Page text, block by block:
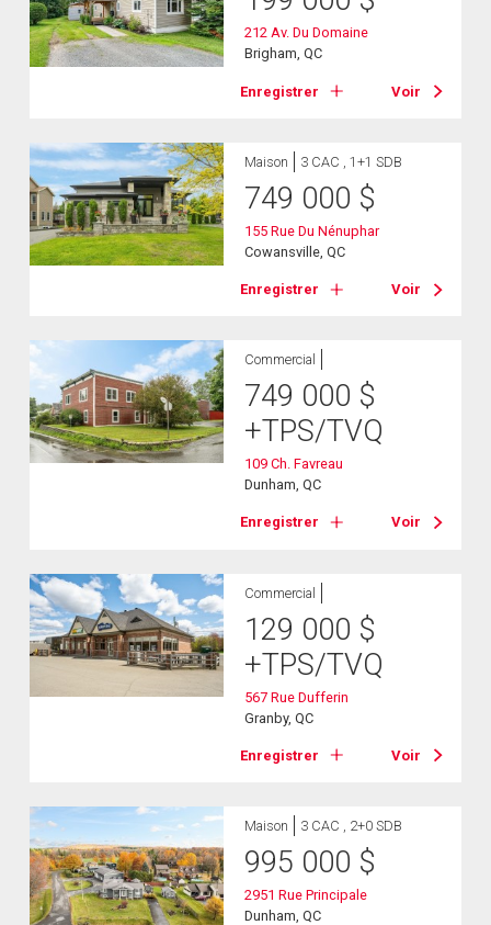
212 Av. Du Domaine
Brigham, QC
Enregistrer Voir
Maison 3 CAC , 1+1 SDB
749 000 $
155 Rue Du Nénuphar
Cowansville, QC
Enregistrer Voir
Commercial
749 000 $
+TPS/TVQ
109 Ch. Favreau
Dunham, QC
Enregistrer Voir
Commercial
129 000 $
+TPS/TVQ
567 Rue Dufferin
Granby, QC
Enregistrer Voir
Maison 3 CAC , 2+0 SDB
995 000 $
2951 Rue Principale
Dunham, QC